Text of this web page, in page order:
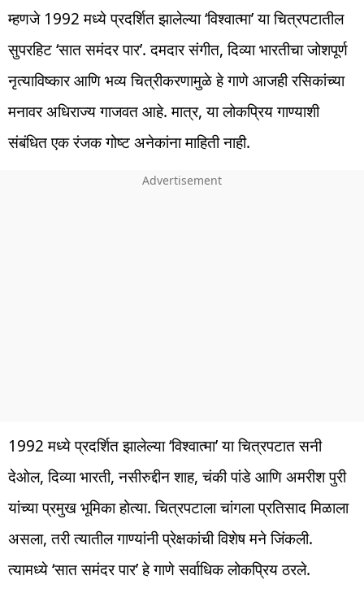
म्हणजे 1992 मध्ये प्रदर्शित झालेल्या ‘विश्वात्मा’ या चित्रपटातील
सुपरहिट ‘सात समंदर पार’. दमदार संगीत, दिव्या भारतीचा जोशपूर्ण
नृत्याविष्कार आणि भव्य चित्रीकरणामुळे हे गाणे आजही रसिकांच्या
मनावर अधिराज्य गाजवत आहे. मात्र, या लोकप्रिय गाण्याशी
संबंधित एक रंजक गोष्ट अनेकांना माहिती नाही.
1992 मध्ये प्रदर्शित झालेल्या ‘विश्वात्मा’ या चित्रपटात सनी
देओल, दिव्या भारती, नसीरुद्दीन शाह, चंकी पांडे आणि अमरीश पुरी
यांच्या प्रमुख भूमिका होत्या. चित्रपटाला चांगला प्रतिसाद मिळाला
असला, तरी त्यातील गाण्यांनी प्रेक्षकांची विशेष मने जिंकली.
त्यामध्ये ‘सात समंदर पार’ हे गाणे सर्वाधिक लोकप्रिय ठरले.